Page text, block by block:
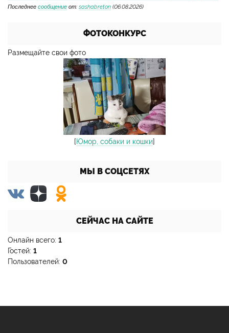
Последнее сообщение от: sashabreton (06.08.2026)
ФОТОКОНКУРС
Размещайте свои фото
[Юмор, собаки и кошки]
МЫ В СОЦСЕТЯХ
СЕЙЧАС НА САЙТЕ
Онлайн всего: 1
Гостей: 1
Пользователей: 0